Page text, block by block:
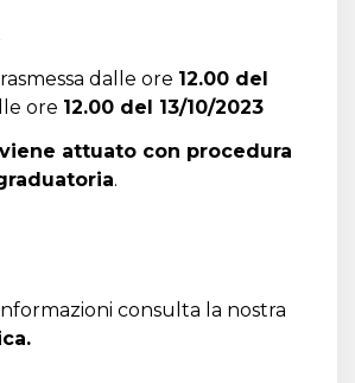
dalle ore 12.00 del
ore 12.00 del 13/10/2023
attuato con procedura
.
consulta la nostra